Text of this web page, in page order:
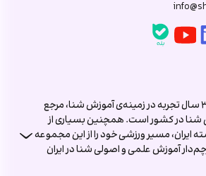
آکادمی شنا با بیش از ۳۰ سال تجربه در زمینه‌ی آموزش شنا، مرجع
شنا در کشور است. همچنین بسیاری از
ایران، مسیر ورزشی خود را از این مجموعه
آموزش علمی و اصولی شنا در ایران